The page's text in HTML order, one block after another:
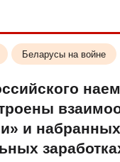
Беларусы на войне
и